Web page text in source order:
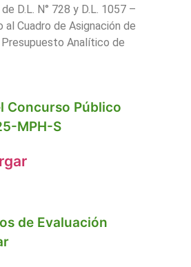
D.L. N° 728 y D.L. 1057 –
al Cuadro de Asignación de
Analítico de
Concurso Público
MPH-S
de Evaluación